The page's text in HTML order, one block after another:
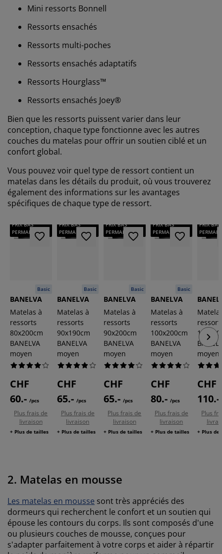
Mini ressorts Bonnell
Ressorts ensachés
Ressorts multi-poches
Ressorts ensachés adaptatifs
Ressorts Hourglass™
Ressorts ensachés Joey®
Bien que les ressorts puissent varier dans leur
conception, chaque type fonctionne avec les autres
couches du matelas pour offrir un soutien ciblé et un
confort global.
Vous pouvez voir quel type de ressort contient un
matelas dans les détails du produit, où vous trouverez
également des informations sur les avantages
spécifiques de chaque type de ressort.
PRIX BAS
PERMANENT
Basic
BANELVA
Matelas à
ressorts
80x200cm
BANELVA
moyen
CHF
60.- /pcs
Plus frais de
livraison
+ Plus de tailles
PRIX BAS
PERMANENT
Basic
BANELVA
Matelas à
ressorts
90x190cm
BANELVA
moyen
CHF
65.- /pcs
Plus frais de
livraison
+ Plus de tailles
PRIX BAS
PERMANENT
Basic
BANELVA
Matelas à
ressorts
90x200cm
BANELVA
moyen
CHF
65.- /pcs
Plus frais de
livraison
+ Plus de tailles
PRIX BAS
PERMANENT
Basic
BANELVA
Matelas à
ressorts
100x200cm
BANELVA
moyen
CHF
80.- /pcs
Plus frais de
livraison
+ Plus de tailles
PRIX BAS
moyen
CHF
110.-
Plus
+ Plus de
2. Matelas en mousse
Les matelas en mousse sont très appréciés des
dormeurs qui recherchent le confort et un soutien qui
épouse les contours du corps. Ils sont composés d'une
ou plusieurs couches de mousse, conçues pour
s'adapter parfaitement à votre corps et aider à répartir